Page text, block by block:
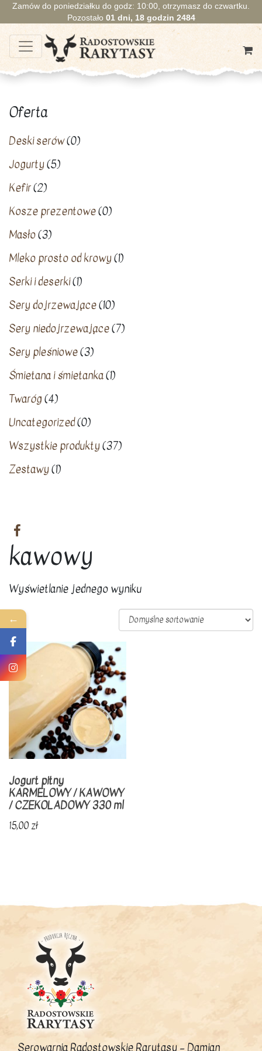
Zamów do poniedziałku do godz: 10:00, otrzymasz do czwartku.
Pozostało 01 dni, 18godzin 2484
Oferta
Deski serów(0)
Jogurty(5)
Kefir(2)
Kosze prezentowe(0)
Masło(3)
Mleko prosto od krowy(1)
Serki i deserki(1)
Sery dojrzewające(10)
Sery niedojrzewające(7)
Sery pleśniowe(3)
Śmietana i śmietanka(1)
Twaróg(4)
Uncategorized(0)
Wszystkie produkty(37)
Zestawy(1)
kawowy
Wyświetlanie jednego wyniku
Jogurt pitny
KARMELOWY / KAWOWY
/ CZEKOLADOWY 330 ml
15,00zł
wiele
można
wybrać
stronie
produktu
Serowarnia Radostowskie Rarytasy – Damian
←